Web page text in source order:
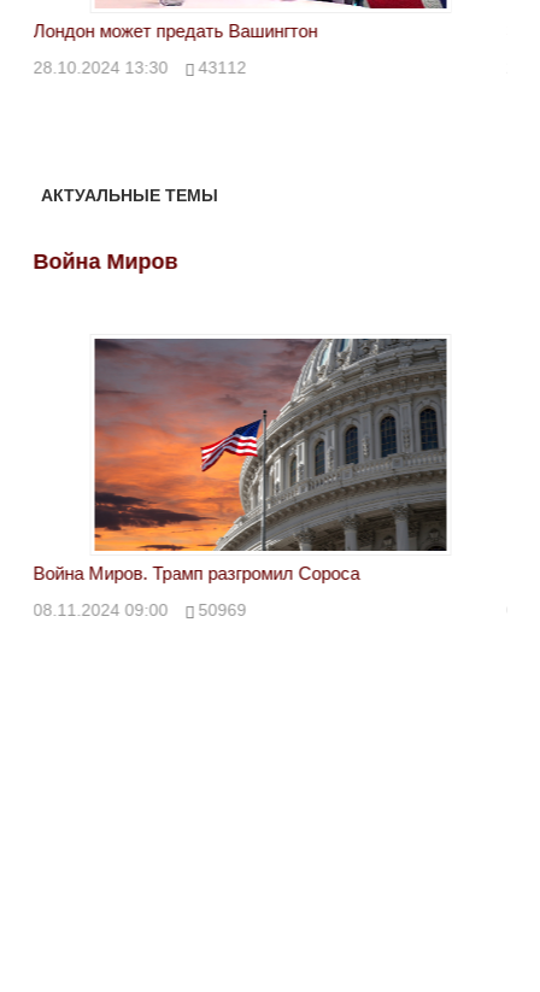
Лондон может предать Вашингтон
28.10.2024 13:30 43112
АКТУАЛЬНЫЕ ТЕМЫ
Война Миров
Война Миров. Трамп разгромил Сороса
08.11.2024 09:00 50969